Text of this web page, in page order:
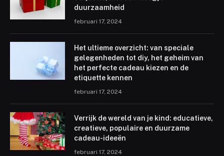
duurzaamheid
februari 17, 2024
Het ultieme overzicht: van speciale
gelegenheden tot diy, het geheim van
het perfecte cadeau kiezen en de
etiquette kennen
februari 17, 2024
Verrijk de wereld van je kind: educatieve,
creatieve, populaire en duurzame
cadeau-ideeën
februari 17, 2024